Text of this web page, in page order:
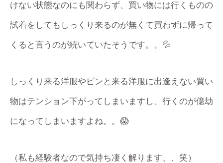
けない状態なのにも関わらず、買い物には行くものの
試着をしてもしっくり来るのが無くて買わずに帰って
くると言うのが続いていたそうです。。💦
しっくり来る洋服やピンと来る洋服に出逢えない買い
物はテンション下がってしまいますし、行くのが億劫
になってしまいますよね。。😱
（私も経験者なので気持ち凄く解ります、、笑）